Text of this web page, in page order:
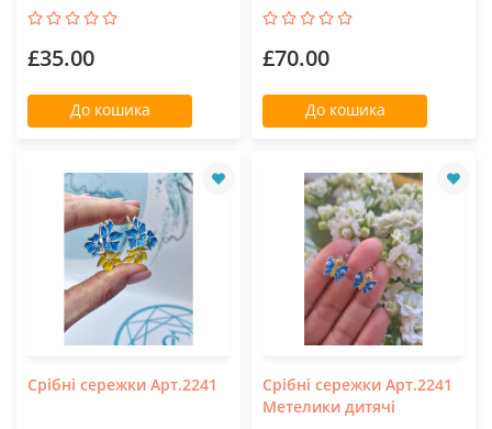
£35.00
До кошика
£70.00
До кошика
Срібні сережки Арт.2241
Срібні сережки Арт.2241
Метелики дитячі